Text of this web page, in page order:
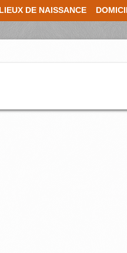
LIEUX DE NAISSANCE